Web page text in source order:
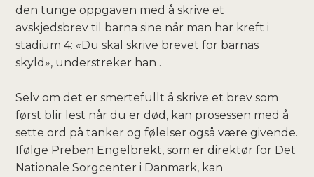
den tunge oppgaven med å skrive et
avskjedsbrev til barna sine når man har kreft i
stadium 4: «Du skal skrive brevet for barnas
skyld», understreker han .
Selv om det er smertefullt å skrive et brev som
først blir lest når du er død, kan prosessen med å
sette ord på tanker og følelser også være givende.
Ifølge Preben Engelbrekt, som er direktør for Det
Nationale Sorgcenter i Danmark, kan